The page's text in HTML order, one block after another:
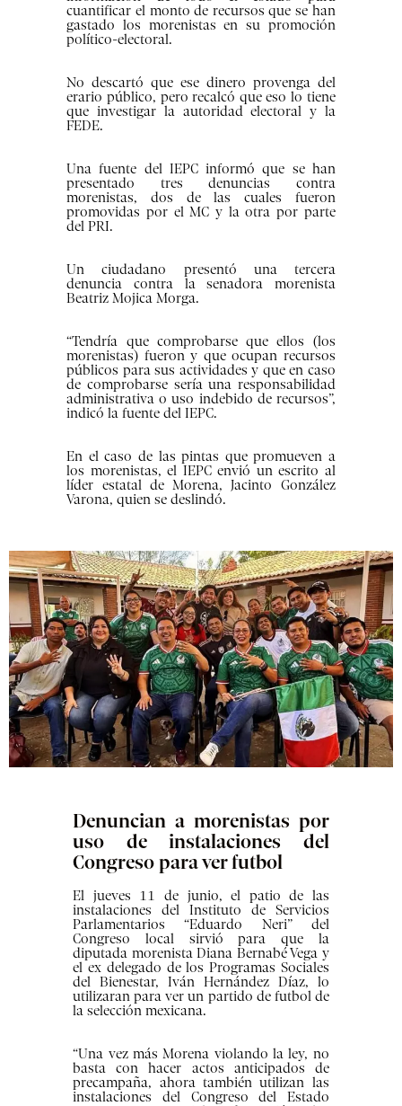
cuantificar el monto de recursos que se han
gastado los morenistas en su promoción
político-electoral.
No descartó que ese dinero provenga del
erario público, pero recalcó que eso lo tiene
que investigar la autoridad electoral y la
FEDE.
Una fuente del IEPC informó que se han
presentado tres denuncias contra
morenistas, dos de las cuales fueron
promovidas por el MC y la otra por parte
del PRI.
Un ciudadano presentó una tercera
denuncia contra la senadora morenista
Beatriz Mojica Morga.
“Tendría que comprobarse que ellos (los
morenistas) fueron y que ocupan recursos
públicos para sus actividades y que en caso
de comprobarse sería una responsabilidad
administrativa o uso indebido de recursos”,
indicó la fuente del IEPC.
En el caso de las pintas que promueven a
los morenistas, el IEPC envió un escrito al
líder estatal de Morena, Jacinto González
Varona, quien se deslindó.
Denuncian a morenistas por
uso de instalaciones del
Congreso para ver futbol
El jueves 11 de junio, el patio de las
instalaciones del Instituto de Servicios
Parlamentarios “Eduardo Neri” del
Congreso local sirvió para que la
diputada morenista Diana Bernabé Vega y
el ex delegado de los Programas Sociales
del Bienestar, Iván Hernández Díaz, lo
utilizaran para ver un partido de futbol de
la selección mexicana.
“Una vez más Morena violando la ley, no
basta con hacer actos anticipados de
precampaña, ahora también utilizan las
instalaciones del Congreso del Estado